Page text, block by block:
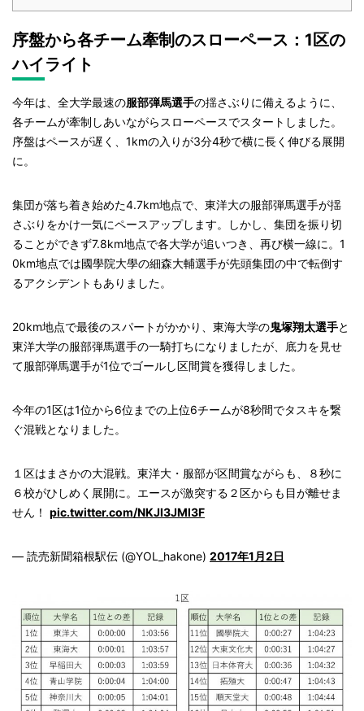
序盤から各チーム牽制のスローペース：1区の
ハイライト
今年は、全大学最速の服部弾馬選手の揺さぶりに備えるように、
各チームが牽制しあいながらスローペースでスタートしました。
序盤はペースが遅く、1kmの入りが3分4秒で横に長く伸びる展開
に。
集団が落ち着き始めた4.7km地点で、東洋大の服部弾馬選手が揺
さぶりをかけ一気にペースアップします。しかし、集団を振り切
ることができず7.8km地点で各大学が追いつき、再び横一線に。1
0km地点では國學院大學の細森大輔選手が先頭集団の中で転倒す
るアクシデントもありました。
20km地点で最後のスパートがかかり、東海大学の鬼塚翔太選手と
東洋大学の服部弾馬選手の一騎打ちになりましたが、底力を見せ
て服部弾馬選手が1位でゴールし区間賞を獲得しました。
今年の1区は1位から6位までの上位6チームが8秒間でタスキを繋
ぐ混戦となりました。
１区はまさかの大混戦。東洋大・服部が区間賞ながらも、８秒に
６校がひしめく展開に。エースが激突する２区からも目が離せま
せん！ pic.twitter.com/NKJI3JMl3F
— 読売新聞箱根駅伝 (@YOL_hakone) 2017年1月2日